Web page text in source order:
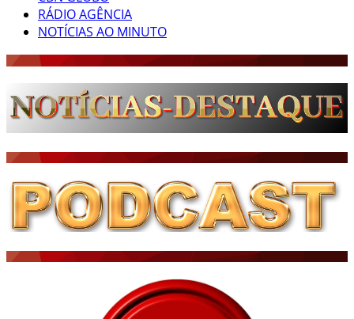
RÁDIO AGÊNCIA
NOTÍCIAS AO MINUTO